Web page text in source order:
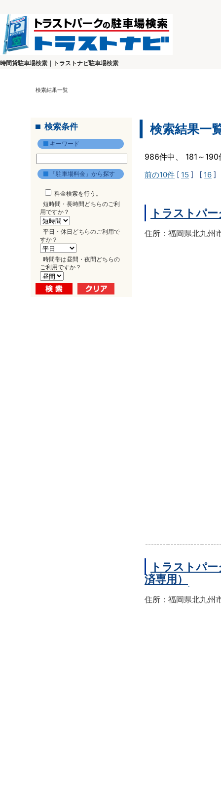
時間貸駐車場検索｜トラストナビ駐車場検索
検索結果一覧
検索条件
キーワード
「駐車場料金」から探す
料金検索を行う。
短時間・長時間どちらのご利
用ですか？
平日・休日どちらのご利用で
すか？
時間帯は昼間・夜間どちらの
ご利用ですか？
検索結果一
986件中、 181～
前の10件 [ 15 ] [ 16 ]
トラストパ
住所：福岡県北九州
トラストパ
済専用）
住所：福岡県北九州